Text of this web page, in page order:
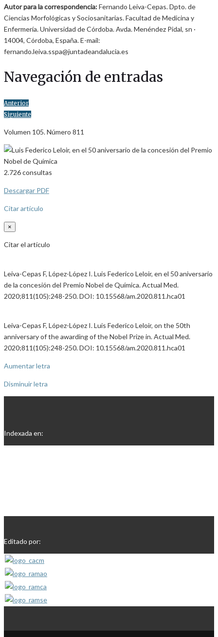
Autor para la correspondencia:Fernando Leiva-Cepas. Dpto. de
Ciencias Morfológicas y Sociosanitarias. Facultad de Medicina y
Enfermería. Universidad de Córdoba. Avda. Menéndez Pidal, sn ·
14004, Córdoba, España. E-mail:
fernando.leiva.sspa@juntadeandalucia.es
Navegación de entradas
Anterior
Siguiente
Volumen 105. Número 811
2.726consultas
Descargar PDF
Citar artículo
×
Citar el artículo
Leiva-Cepas F, López-López I. Luis Federico Leloir, en el 50 aniversario
de la concesión del Premio Nobel de Química. Actual Med.
2020;811(105):248-250. DOI: 10.15568/am.2020.811.hca01
Leiva-Cepas F, López-López I. Luis Federico Leloir, on the 50th
anniversary of the awarding of the Nobel Prize in. Actual Med.
2020;811(105):248-250. DOI: 10.15568/am.2020.811.hca01
Aumentar letra
Disminuir letra
Indexada en:
Editado por: